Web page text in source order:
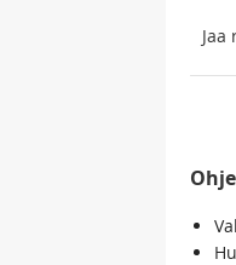
Jaa
Ohje